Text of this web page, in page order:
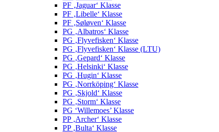
PF ‚Jaguar‘ Klasse
PF ‚Libelle‘ Klasse
PF ‚Søløven‘ Klasse
PG ‚Albatros‘ Klasse
PG ‚Flyvefisken‘ Klasse
PG ‚Flyvefisken‘ Klasse (LTU)
PG ‚Gepard‘ Klasse
PG ‚Helsinki‘ Klasse
PG ‚Hugin‘ Klasse
PG ‚Norrköping‘ Klasse
PG ‚Skjold‘ Klasse
PG ‚Storm‘ Klasse
PG ‘Willemoes’ Klasse
PP ‚Archer‘ Klasse
PP ‚Bulta‘ Klasse